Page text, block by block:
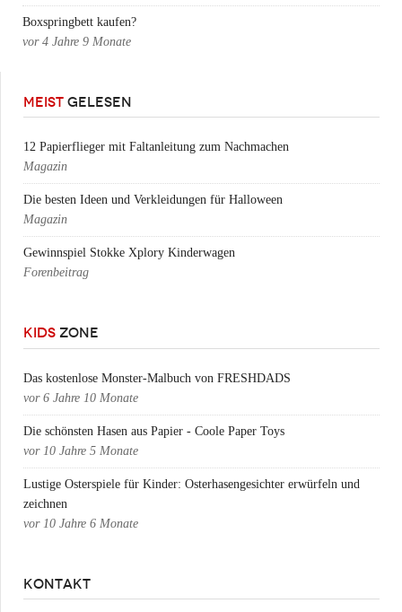
Boxspringbett kaufen?
vor 4 Jahre 9 Monate
MEIST GELESEN
12 Papierflieger mit Faltanleitung zum Nachmachen
Magazin
Die besten Ideen und Verkleidungen für Halloween
Magazin
Gewinnspiel Stokke Xplory Kinderwagen
Forenbeitrag
KIDS ZONE
Das kostenlose Monster-Malbuch von FRESHDADS
vor 6 Jahre 10 Monate
Die schönsten Hasen aus Papier - Coole Paper Toys
vor 10 Jahre 5 Monate
Lustige Osterspiele für Kinder: Osterhasengesichter erwürfeln und
zeichnen
vor 10 Jahre 6 Monate
KONTAKT